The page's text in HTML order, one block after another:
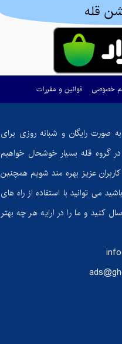
قله
خصوصی قوانین و مقررات
صورت رایگان و شبانه روزی برای
گروه قله بسیار خوشحال خواهیم
عزیز بهره مند شویم همچنین
می توانید با استفاده از راه های
کنید و ما را در ارایه هر چه بهتر